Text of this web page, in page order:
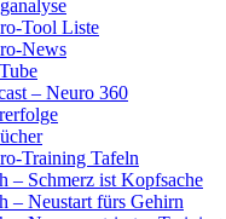
Tool Liste
News
– Neuro 360
Training Tafeln
– Schmerz ist Kopfsache
– Neustart fürs Gehirn